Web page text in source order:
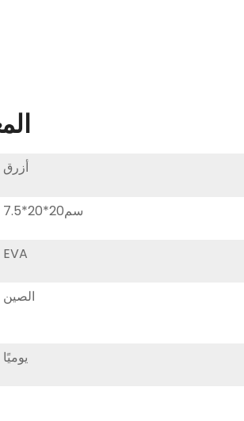
أزرق
سم20*20*7.5
EVA
الصين
يوميًا